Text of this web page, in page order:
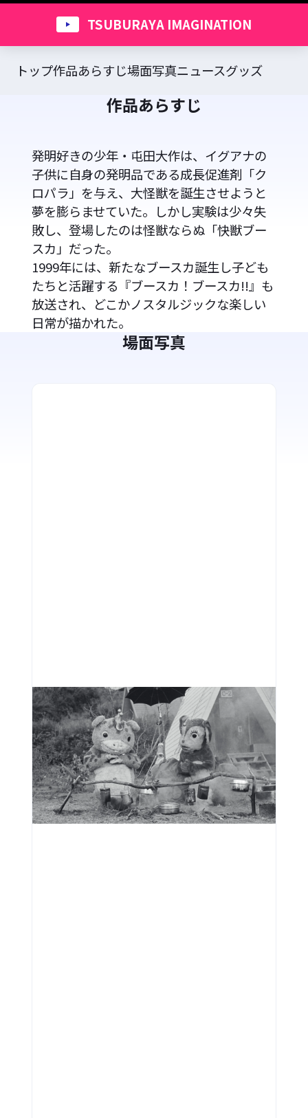
TSUBURAYA IMAGINATION
トップ作品あらすじ場面写真ニュースグッズ
作品あらすじ
発明好きの少年・屯田大作は、イグアナの
子供に自身の発明品である成長促進剤「ク
ロパラ」を与え、大怪獣を誕生させようと
夢を膨らませていた。しかし実験は少々失
敗し、登場したのは怪獣ならぬ「快獣ブー
スカ」だった。
1999年には、新たなブースカ誕生し子ども
たちと活躍する『ブースカ！ブースカ!!』も
放送され、どこかノスタルジックな楽しい
日常が描かれた。
場面写真